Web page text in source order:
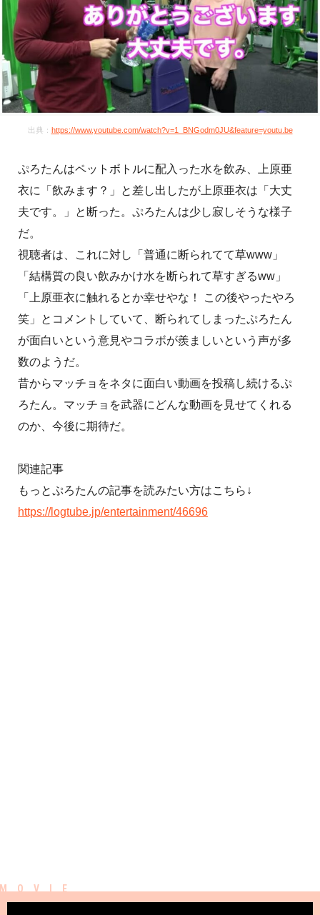
出典： https://www.youtube.com/watch?v=1_BNGodm0JU&feature=youtu.be
ぷろたんはペットボトルに配入った水を飲み、上原亜
衣に「飲みます？」と差し出したが上原亜衣は「大丈
夫です。」と断った。ぷろたんは少し寂しそうな様子
だ。
視聴者は、これに対し「普通に断られてて草www」
「結構質の良い飲みかけ水を断られて草すぎるww」
「上原亜衣に触れるとか幸せやな！ この後やったやろ
笑」とコメントしていて、断られてしまったぷろたん
が面白いという意見やコラボが羨ましいという声が多
数のようだ。
昔からマッチョをネタに面白い動画を投稿し続けるぷ
ろたん。マッチョを武器にどんな動画を見せてくれる
のか、今後に期待だ。
関連記事
もっとぷろたんの記事を読みたい方はこちら↓
https://logtube.jp/entertainment/46696